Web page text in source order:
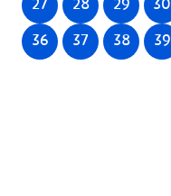
27 28 29 30
36 37 38 39